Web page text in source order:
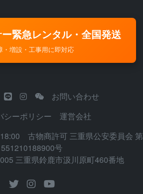
緊急レンタル・全国発送
・増設・工事用に即対応
お問い合わせ
シーポリシー
運営会社
古物商許可 三重県公安委員会 第
551210188900号
三重県鈴鹿市汲川原町460番地